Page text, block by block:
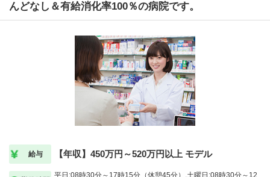
んどなし＆有給消化率100％の病院です。
給与 【年収】450万円～520万円以上 モデル
平日:08時30分～17時15分（休憩45分）,土曜日:08時30分～12